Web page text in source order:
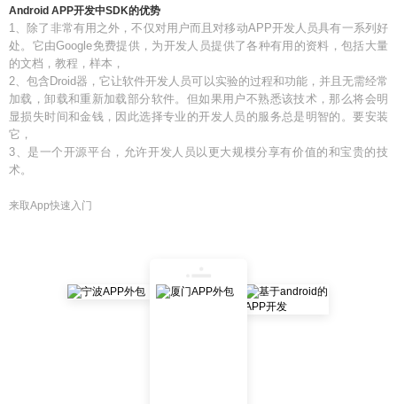
Android APP开发中SDK的优势
1、除了非常有用之外，不仅对用户而且对移动APP开发人员具有一系列好
处。它由Google免费提供，为开发人员提供了各种有用的资料，包括大量
的文档，教程，样本，
2、包含Droid器，它让软件开发人员可以实验的过程和功能，并且无需经常
加载，卸载和重新加载部分软件。但如果用户不熟悉该技术，那么将会明
显损失时间和金钱，因此选择专业的开发人员的服务总是明智的。要安装
它，
3、是一个开源平台，允许开发人员以更大规模分享有价值的和宝贵的技
术。
来取App快速入门